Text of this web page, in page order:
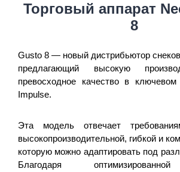
Торговый аппарат
8
Gusto 8 — новый дистрибьютор
предлагающий высокую
превосходное качество в
Impulse.
Эта модель отвечает
высокопроизводительной, гибкой и
которую можно адаптировать под
Благодаря